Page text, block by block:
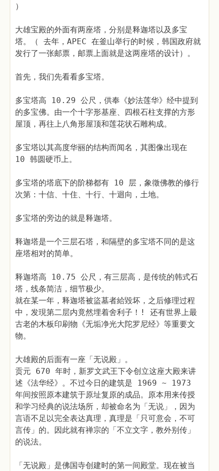
）
大雄宝殿的外面有两座塔，分别是释迦塔以及多宝
塔。（ 去年，APEC 在釜山举行的时候，韩国政府就
发行了一张邮票，邮票上面就是这两座塔的设计）。
首先，我们先看看多宝塔。
多宝塔高 10.29 公尺，供奉《妙法莲华》经中提到
的多宝佛。由一个十字形基座、四根石柱支撑的方形
屋顶，再往上八角形屋顶和莲花状石雕构成。
多宝塔以其高度华丽的结构而闻名，其图像出现在
10 韩圆硬币上。
多宝塔的塔底下的阶梯都有 10 层，象徵佛教的修行
次第：十信、十住、十行、十迴向，土地。
多宝塔的旁边的就是释迦塔。
释迦塔是一个三层石塔，和隔壁的多宝塔不同的是这
座塔相对的简单。
释迦塔高 10.75 公尺，有三层高，是传统的韩式石
塔，线条简洁，细节极少。
就在某一年，释迦塔被盜墓者給毀坏，之后修理过程
中，发現第二层内竟然埋着舍利子！! 还有世界上最
古老的木板印刷物《无垢净光大陀罗尼经》等重要文
物。
大雄殿的后面有一座「无说殿」。
贡元 670 年时，新罗文武王下令创立这座大殿来讲
述《法华经》。不过今日的建筑是 1969 ~ 1973
年间按照原本建筑于原址复原的成品。原本用来传授
和学习经典的说法场所，却被命名为「无说」，因为
言语不足以完全表达真理，真理是「只可意会，不可
言传」的。因此就有禅宗的「不立文字，教外别传」
的说法。
「无说殿」是佛国寺创建时的第一间殿堂。现在被当